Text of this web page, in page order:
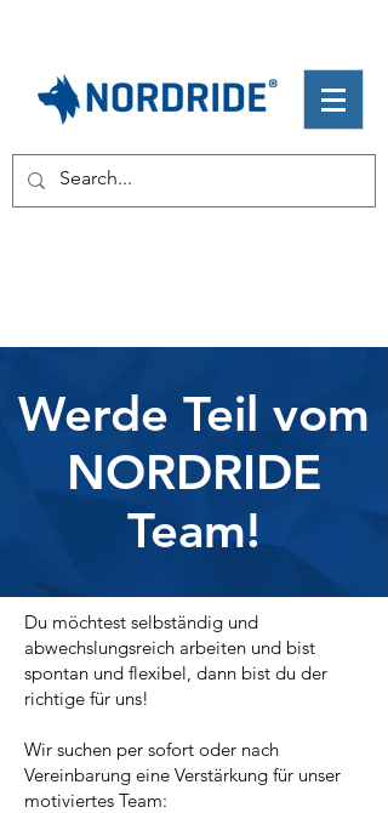
Werde Teil vom
NORDRIDE
Team!
Du möchtest selbständig und
abwechslungsreich arbeiten und bist
spontan und flexibel, dann bist du der
richtige für uns!
Wir suchen per sofort oder nach
Vereinbarung eine Verstärkung für unser
motiviertes Team: